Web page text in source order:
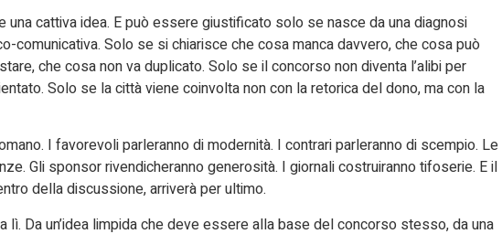
una cattiva idea. E può essere giustificato solo se nasce da una diagnosi
comunicativa. Solo se si chiarisce che cosa manca davvero, che cosa può
che cosa non va duplicato. Solo se il concorso non diventa l’alibi per
Solo se la città viene coinvolta non con la retorica del dono, ma con la
I favorevoli parleranno di modernità. I contrari parleranno di scempio. Le
Gli sponsor rivendicheranno generosità. I giornali costruiranno tifoserie. E il
della discussione, arriverà per ultimo.
lì. Da un’idea limpida che deve essere alla base del concorso stesso, da una